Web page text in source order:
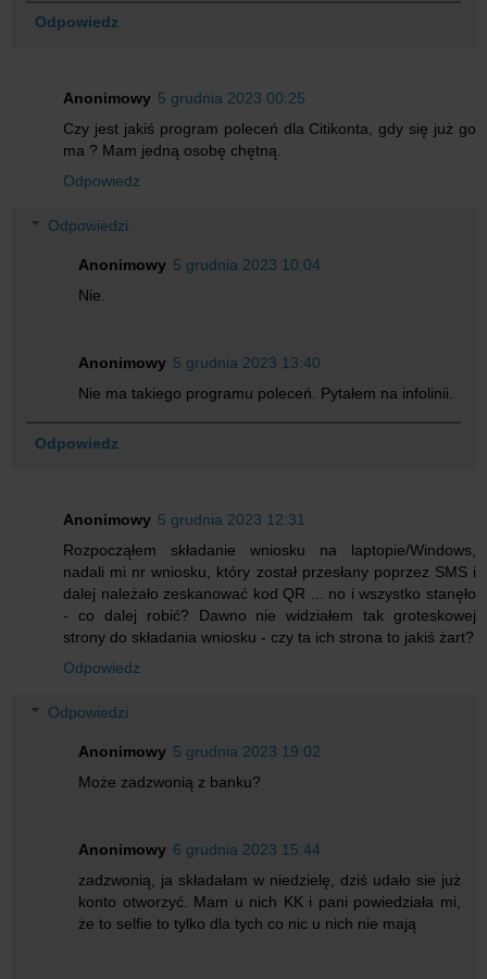
Odpowiedz
Anonimowy 5 grudnia 2023 00:25
Czy jest jakiś program poleceń dla Citikonta, gdy się już go
ma ? Mam jedną osobę chętną.
Odpowiedz
Odpowiedzi
Anonimowy 5 grudnia 2023 10:04
Nie.
Anonimowy 5 grudnia 2023 13:40
Nie ma takiego programu poleceń. Pytałem na infolinii.
Odpowiedz
Anonimowy 5 grudnia 2023 12:31
Rozpocząłem składanie wniosku na laptopie/Windows,
nadali mi nr wniosku, który został przesłany poprzez SMS i
dalej należało zeskanować kod QR ... no i wszystko stanęło
- co dalej robić? Dawno nie widziałem tak groteskowej
strony do składania wniosku - czy ta ich strona to jakiś żart?
Odpowiedz
Odpowiedzi
Anonimowy 5 grudnia 2023 19:02
Może zadzwonią z banku?
Anonimowy 6 grudnia 2023 15:44
zadzwonią, ja składałam w niedzielę, dziś udało sie już
konto otworzyć. Mam u nich KK i pani powiedziała mi,
że to selfie to tylko dla tych co nic u nich nie mają